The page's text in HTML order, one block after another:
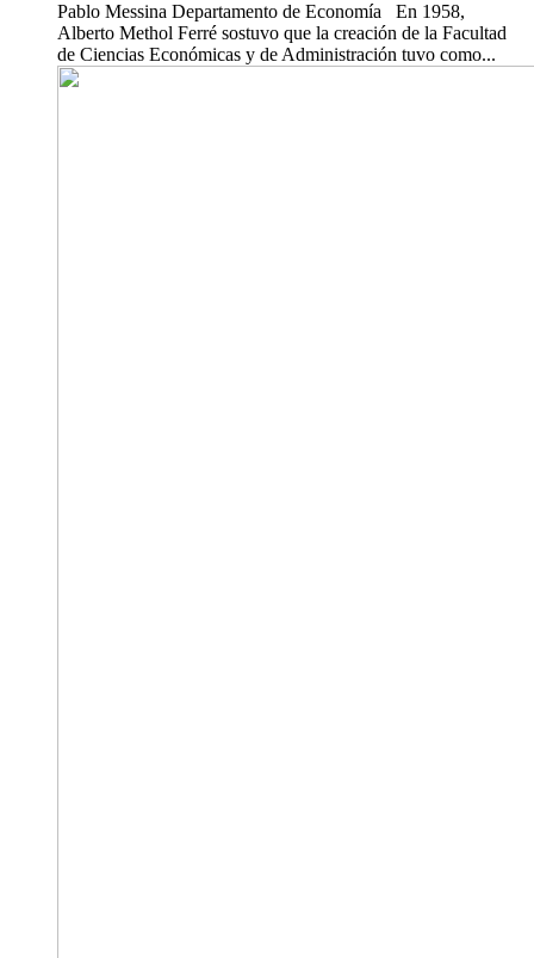
Pablo Messina Departamento de Economía En 1958,
Alberto Methol Ferré sostuvo que la creación de la Facultad
de Ciencias Económicas y de Administración tuvo como...